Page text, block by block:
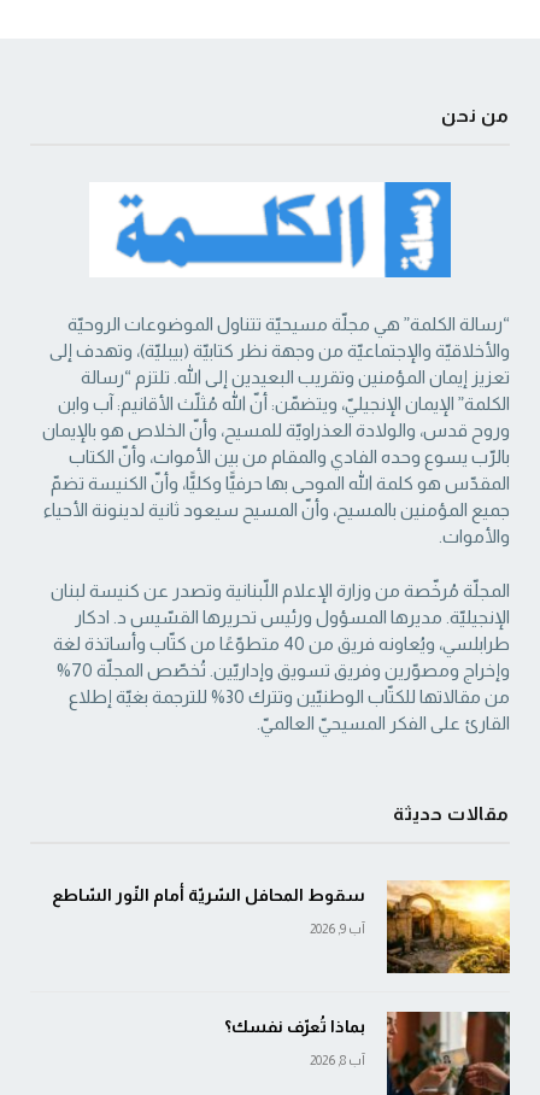
من نحن
“رسالة الكلمة” هي مجلّة مسيحيّة تتناول الموضوعات الروحيّة
والأخلاقيّة والإجتماعيّة من ‏وجهة نظر كتابيّة (بيبليّة)، وتهدف إلى
تعزيز إيمان المؤمنين وتقريب البعيدين إلى الله. تلتزم “رسالة
‏الكلمة” الإيمان الإنجيليّ، ويتضمّن: أنّ الله مُثلّث الأقانيم: آب وابن
وروح قدس، والولادة العذراويّة ‏للمسيح، وأنّ الخلاص هو بالإيمان
بالرّب يسوع وحده الفادي والمقام من بين الأموات، وأنّ الكتاب
‏المقدّس هو كلمة الله الموحى بها حرفيًّا وكليًّا، وأنّ الكنيسة تضمّ
جميع المؤمنين بالمسيح، وأنّ المسيح ‏سيعود ثانية لدينونة الأحياء
والأموات. ‏
المجلّة مُرخّصة من وزارة الإعلام اللّبنانية وتصدر عن كنيسة لبنان
الإنجيليّة. مديرها المسؤول ‏ورئيس تحريرها القسّيس د. ادكار
طرابلسي، ويُعاونه فريق من 40 متطوّعًا من كتّاب وأساتذة لغة
‏وإخراج ومصوّرين وفريق تسويق وإداريّين. تُخصّص المجلّة 70%
من مقالاتها للكتّاب الوطنيّين ‏وتترك 30% للترجمة بغيّة إطلاع
القارئ على الفكر المسيحيّ العالميّ.‏
مقالات حديثة
سقوط المحافل السّريّة أمام النّور السّاطع
آب 9, 2026
بماذا تُعرّف نفسك؟
آب 8, 2026